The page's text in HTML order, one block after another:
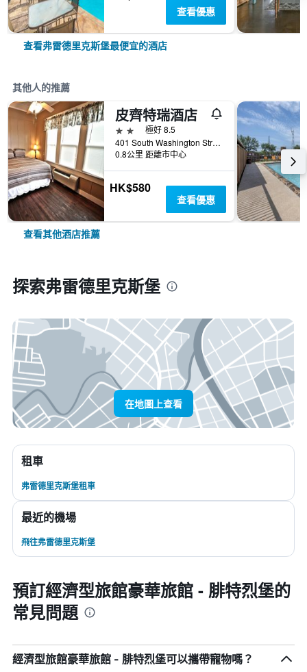
查看優惠
查看弗雷德里克斯堡最便宜的酒店
其他人的推薦
皮齊特瑞酒店
2星級
極好 8.5
401 South Washington Street, 弗雷德里克斯堡, TX, 美國
0.8公里 距離市中心
HK$580
查看優惠
查看其他酒店推薦
探索弗雷德里克斯堡
在地圖上查看
租車
弗雷德里克斯堡租車
最近的機場
飛往弗雷德里克斯堡
預訂經濟型旅館豪華旅館 - 腓特烈堡的
常見問題
經濟型旅館豪華旅館 - 腓特烈堡可以攜帶寵物嗎？